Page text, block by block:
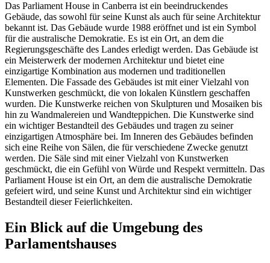
Das Parliament House in Canberra ist ein beeindruckendes
Gebäude, das sowohl für seine Kunst als auch für seine Architektur
bekannt ist. Das Gebäude wurde 1988 eröffnet und ist ein Symbol
für die australische Demokratie. Es ist ein Ort, an dem die
Regierungsgeschäfte des Landes erledigt werden. Das Gebäude ist
ein Meisterwerk der modernen Architektur und bietet eine
einzigartige Kombination aus modernen und traditionellen
Elementen. Die Fassade des Gebäudes ist mit einer Vielzahl von
Kunstwerken geschmückt, die von lokalen Künstlern geschaffen
wurden. Die Kunstwerke reichen von Skulpturen und Mosaiken bis
hin zu Wandmalereien und Wandteppichen. Die Kunstwerke sind
ein wichtiger Bestandteil des Gebäudes und tragen zu seiner
einzigartigen Atmosphäre bei. Im Inneren des Gebäudes befinden
sich eine Reihe von Sälen, die für verschiedene Zwecke genutzt
werden. Die Säle sind mit einer Vielzahl von Kunstwerken
geschmückt, die ein Gefühl von Würde und Respekt vermitteln. Das
Parliament House ist ein Ort, an dem die australische Demokratie
gefeiert wird, und seine Kunst und Architektur sind ein wichtiger
Bestandteil dieser Feierlichkeiten.
Ein Blick auf die Umgebung des
Parlamentshauses